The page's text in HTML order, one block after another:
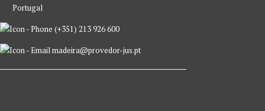
Portugal
(+351) 213 926 600
madeira@provedor-jus.pt